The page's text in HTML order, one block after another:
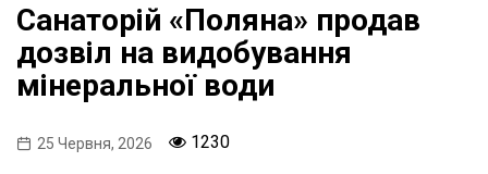
Санаторій «Поляна» продав
дозвіл на видобування
мінеральної води
25 Червня, 2026 1230